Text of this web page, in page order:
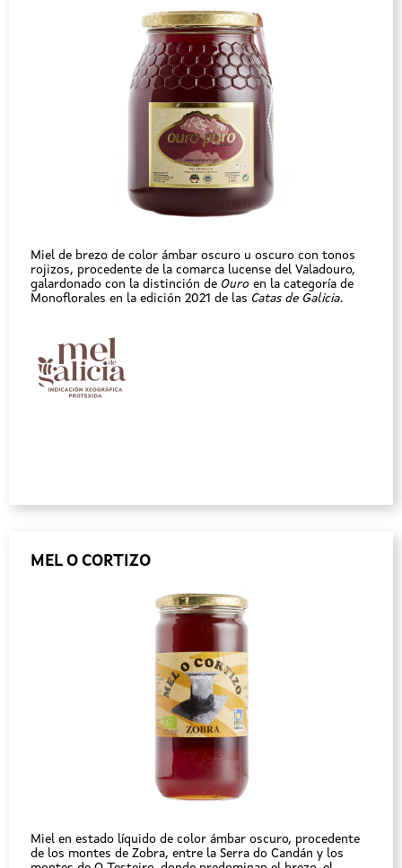
Miel de brezo de color ámbar oscuro u oscuro con tonos
rojizos, procedente de la comarca lucense del Valadouro,
galardonado con la distinción de Ouro en la categoría de
Monoflorales en la edición 2021 de las Catas de Galicia.
MEL O CORTIZO
Miel en estado líquido de color ámbar oscuro, procedente
de los montes de Zobra, entre la Serra do Candán y los